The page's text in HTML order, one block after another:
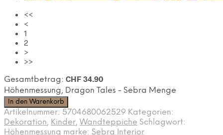
<<
<
1
2
>
>>
Gesamtbetrag: CHF 34.90
Höhenmessung, Dragon Tales - Sebra Menge
In den Warenkorb
Artikelnummer: 5704680062529 Kategorien:
Dekoration, Kinder, Wandteppiche Schlagwort:
Höhenmessung marke: Sebra Interior